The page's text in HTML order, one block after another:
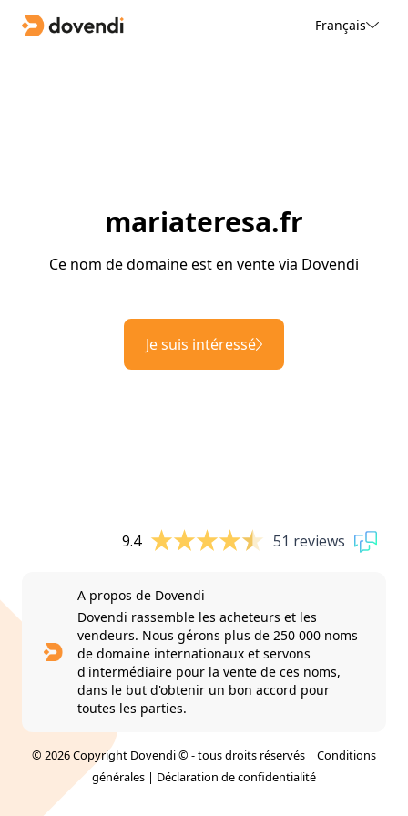
Français
mariateresa.fr
Ce nom de domaine est en vente via Dovendi
Je suis intéressé
9.4 51 reviews
A propos de Dovendi
Dovendi rassemble les acheteurs et les
vendeurs. Nous gérons plus de 250 000 noms
de domaine internationaux et servons
d'intermédiaire pour la vente de ces noms,
dans le but d'obtenir un bon accord pour
toutes les parties.
© 2026 Copyright Dovendi © - tous droits réservés | Conditions
générales | Déclaration de confidentialité